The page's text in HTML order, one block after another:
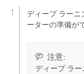
ディープ ラーニ
ーターの準備が
注意:
ディープ ラ